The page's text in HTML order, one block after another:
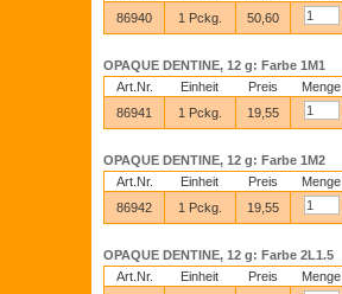
86940
1 Pckg. 50,60
OPAQUE DENTINE, 12 g: Farbe 1M1
Art.Nr.
Einheit Preis
Menge
86941
1 Pckg. 19,55
OPAQUE DENTINE, 12 g: Farbe 1M2
Art.Nr.
Einheit Preis
Menge
86942
1 Pckg. 19,55
OPAQUE DENTINE, 12 g: Farbe 2L1.5
Art.Nr.
Einheit Preis
Menge